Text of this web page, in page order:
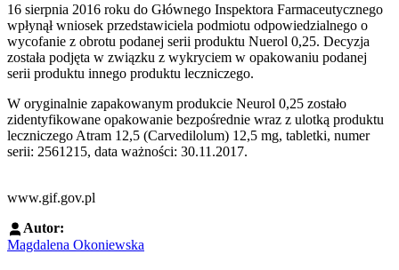
16 sierpnia 2016 roku do Głównego Inspektora Farmaceutycznego
wpłynął wniosek przedstawiciela podmiotu odpowiedzialnego o
wycofanie z obrotu podanej serii produktu Nuerol 0,25. Decyzja
została podjęta w związku z wykryciem w opakowaniu podanej
serii produktu innego produktu leczniczego.
W oryginalnie zapakowanym produkcie Neurol 0,25 zostało
zidentyfikowane opakowanie bezpośrednie wraz z ulotką produktu
leczniczego Atram 12,5 (Carvedilolum) 12,5 mg, tabletki, numer
serii: 2561215, data ważności: 30.11.2017.
www.gif.gov.pl
Autor:
Magdalena Okoniewska